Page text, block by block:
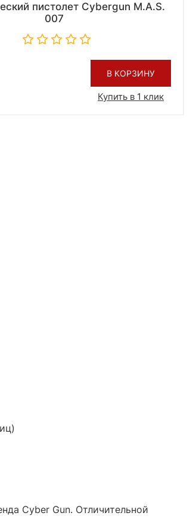
пистолет Cybergun M.A.S.
007
В КОРЗИНУ
Купить в 1 клик
Cyber Gun. Отличительной